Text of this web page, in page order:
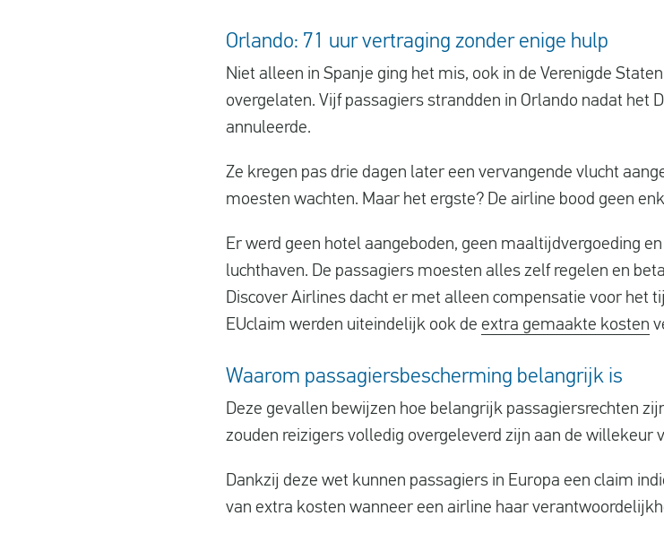
Orlando: 71 uur vertraging zonder enige hulp
Niet alleen in Spanje ging het mis, ook in de Verenigde
overgelaten. Vijf passagiers strandden in Orlando nadat het
annuleerde.
Ze kregen pas drie dagen later een vervangende vlucht
moesten wachten. Maar het ergste? De airline bood geen
Er werd geen hotel aangeboden, geen maaltijdvergoeding
luchthaven. De passagiers moesten alles zelf regelen en
Discover Airlines dacht er met alleen compensatie voor het
EUclaim werden uiteindelijk ook de extra gemaakte kosten
Waarom passagiersbescherming belangrijk is
Deze gevallen bewijzen hoe belangrijk passagiersrechten
zouden reizigers volledig overgeleverd zijn aan de willekeur
Dankzij deze wet kunnen passagiers in Europa een claim
van extra kosten wanneer een airline haar